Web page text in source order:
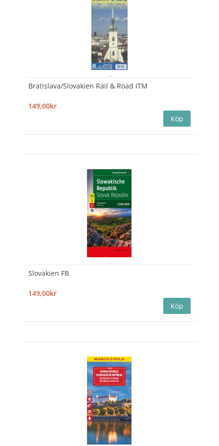
Bratislava/Slovakien Rail & Road ITM
149,00kr
Slovakien FB
149,00kr